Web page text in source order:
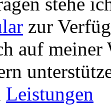
zur
auf meiner
Leistungen